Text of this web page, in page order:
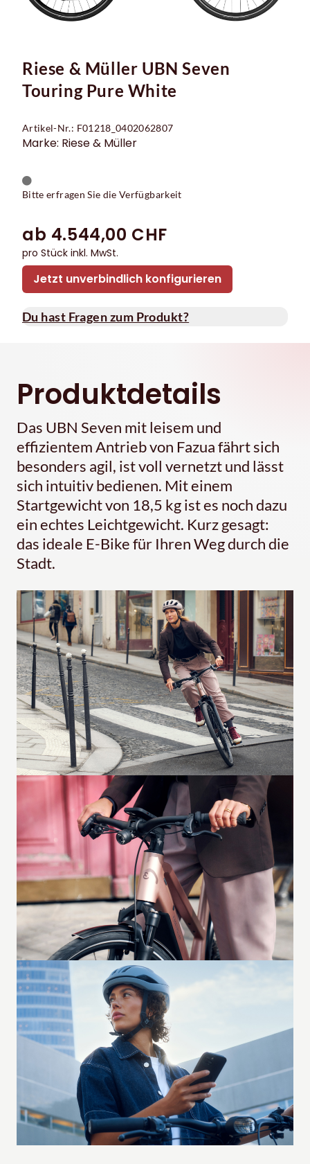
Riese & Müller UBN Seven
Touring Pure White
Artikel-Nr.: F01218_0402062807
Marke: Riese & Müller
Bitte erfragen Sie die Verfügbarkeit
ab 4.544,00 CHF
pro Stück inkl. MwSt.
Jetzt unverbindlich konfigurieren
Du hast Fragen zum Produkt?
Produktdetails
Das UBN Seven mit leisem und
effizientem Antrieb von Fazua fährt sich
besonders agil, ist voll vernetzt und lässt
sich intuitiv bedienen. Mit einem
Startgewicht von 18,5 kg ist es noch dazu
ein echtes Leichtgewicht. Kurz gesagt:
das ideale E-Bike für Ihren Weg durch die
Stadt.